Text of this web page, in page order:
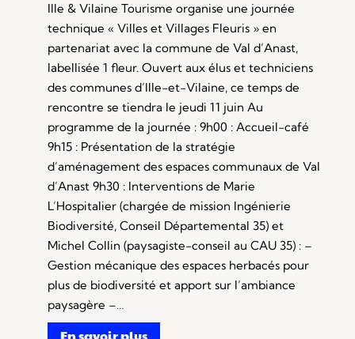
Ille & Vilaine Tourisme organise une journée
technique « Villes et Villages Fleuris » en
partenariat avec la commune de Val d’Anast,
labellisée 1 fleur. Ouvert aux élus et techniciens
des communes d’Ille-et-Vilaine, ce temps de
rencontre se tiendra le jeudi 11 juin Au
programme de la journée : 9h00 : Accueil-café
9h15 : Présentation de la stratégie
d’aménagement des espaces communaux de Val
d’Anast 9h30 : Interventions de Marie
L’Hospitalier (chargée de mission Ingénierie
Biodiversité, Conseil Départemental 35) et
Michel Collin (paysagiste-conseil au CAU 35) : –
Gestion mécanique des espaces herbacés pour
plus de biodiversité et apport sur l’ambiance
paysagère –…